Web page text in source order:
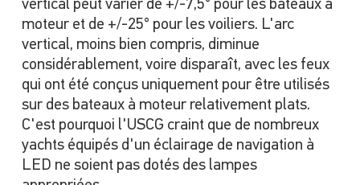
vertical peut varier de +/-7,5° pour les bateaux à
moteur et de +/-25° pour les voiliers. L'arc
vertical, moins bien compris, diminue
considérablement, voire disparaît, avec les feux
qui ont été conçus uniquement pour être utilisés
sur des bateaux à moteur relativement plats.
C'est pourquoi l'USCG craint que de nombreux
yachts équipés d'un éclairage de navigation à
LED ne soient pas dotés des lampes